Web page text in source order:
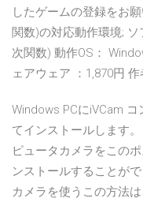
したゲームの登録をお
関数)の対応動作環境;
次関数) 動作OS：
ェアウェア ：1,870円
Windows PCにiVCam
てインストールします
ピュータカメラをこの
ンストールすることが
カメラを使うこの方法